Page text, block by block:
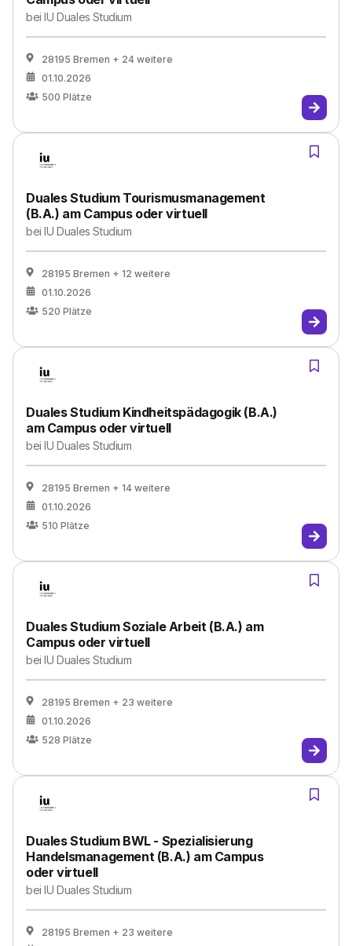
beiIU Duales Studium
28195 Bremen + 24 weitere
01.10.2026
500 Plätze
Duales Studium Tourismusmanagement
(B.A.) am Campus oder virtuell
beiIU Duales Studium
28195 Bremen + 12 weitere
01.10.2026
520 Plätze
Duales Studium Kindheitspädagogik (B.A.)
am Campus oder virtuell
beiIU Duales Studium
28195 Bremen + 14 weitere
01.10.2026
510 Plätze
Duales Studium Soziale Arbeit (B.A.) am
Campus oder virtuell
beiIU Duales Studium
28195 Bremen + 23 weitere
01.10.2026
528 Plätze
Duales Studium BWL - Spezialisierung
Handelsmanagement (B.A.) am Campus
oder virtuell
beiIU Duales Studium
28195 Bremen + 23 weitere